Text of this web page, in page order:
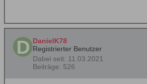
DanielK78
Registrierter Benutzer
Dabei seit: 11.03.2021
Beiträge: 526